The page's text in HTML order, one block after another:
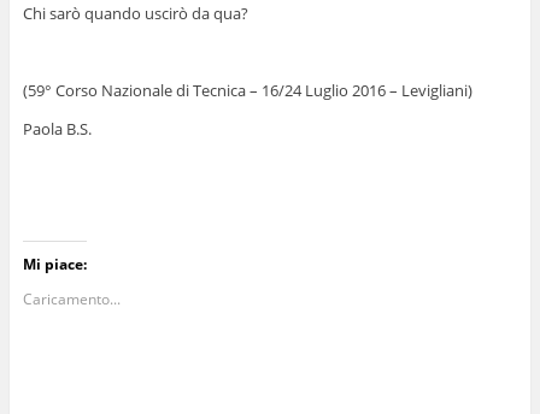
Chi sarò quando uscirò da qua?
(59° Corso Nazionale di Tecnica – 16/24 Luglio 2016 – Levigliani)
Paola B.S.
Mi piace:
Caricamento...